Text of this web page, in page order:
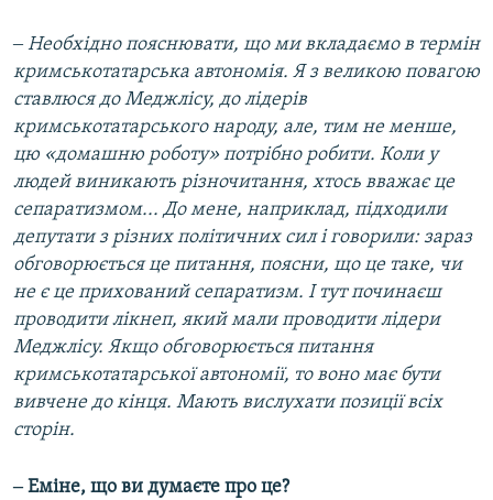
‒ Необхідно пояснювати, що ми вкладаємо в термін
кримськотатарська автономія. Я з великою повагою
ставлюся до Меджлісу, до лідерів
кримськотатарського народу, але, тим не менше,
цю «домашню роботу» потрібно робити. Коли у
людей виникають різночитання, хтось вважає це
сепаратизмом... До мене, наприклад, підходили
депутати з різних політичних сил і говорили: зараз
обговорюється це питання, поясни, що це таке, чи
не є це прихований сепаратизм. І тут починаєш
проводити лікнеп, який мали проводити лідери
Меджлісу. Якщо обговорюється питання
кримськотатарської автономії, то воно має бути
вивчене до кінця. Мають вислухати позиції всіх
сторін.
‒ Еміне, що ви думаєте про це?